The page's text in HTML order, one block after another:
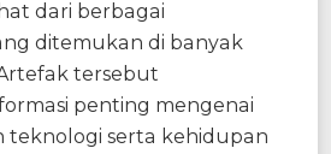
dari berbagai
ditemukan di banyak
tersebut
penting mengenai
teknologi serta kehidupan